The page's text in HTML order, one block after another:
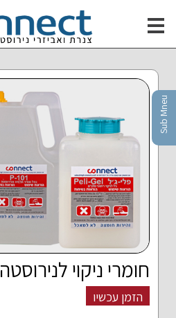
של
לחץ
אנטר
כדי
לעבור
לאזור
Sub Mneu
חומרי ניקוי לנירוסטה
הזמן עכשיו